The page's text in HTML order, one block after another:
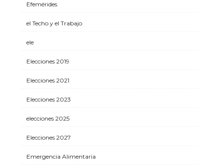
Efemérides
el Techo y el Trabajo
ele
Elecciones 2019
Elecciones 2021
Elecciones 2023
elecciones 2025
Elecciones 2027
Emergencia Alimentaria